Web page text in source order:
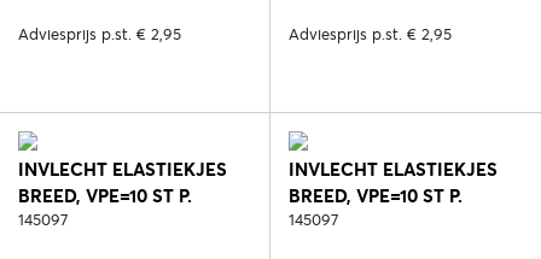
Adviesprijs p.st. € 2,95 Adviesprijs p.st. € 2,95
INVLECHT ELASTIEKJES
BREED, VPE=10 ST P.
KLEUR - 23. ROZE
145097
INVLECHT ELASTIEKJES
BREED, VPE=10 ST P.
KLEUR - 626. ROSE GOLD
145097